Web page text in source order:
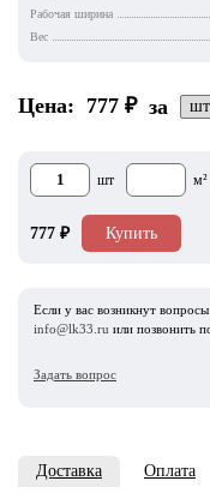
Рабочая ширина
Вес
Цена: 777 ₽ за
шт м²
777 ₽ Купить
Если у вас возникнут
info@lk33.ru или позвонить
Задать вопрос
Доставка Оплата